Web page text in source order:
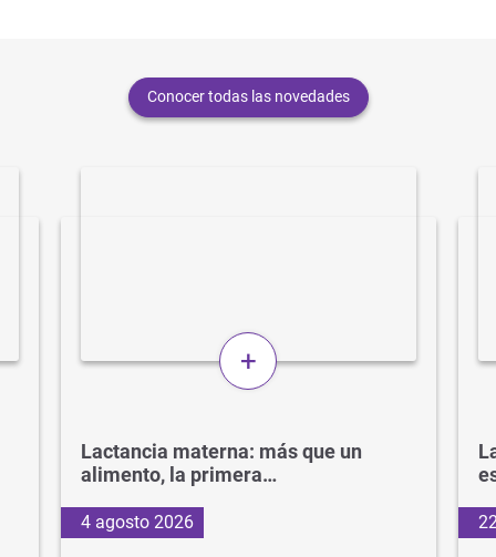
Conocer todas las novedades
+
Lactancia materna: más que un
alimento, la primera…
4 agosto 2026